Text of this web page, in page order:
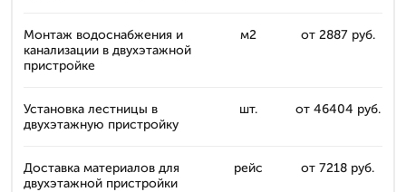
Монтаж водоснабжения и
канализации в двухэтажной
пристройке
м2 от 2887 руб.
Установка лестницы в
двухэтажную пристройку
шт. от 46404 руб.
Доставка материалов для
двухэтажной пристройки
рейс от 7218 руб.